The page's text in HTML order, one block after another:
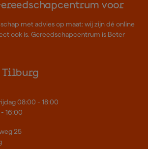
voor
met advies op maat: wij zijn dé online
ook is. Gereedschapcentrum is Beter
Tilburg
08:00 - 18:00
16:00
25